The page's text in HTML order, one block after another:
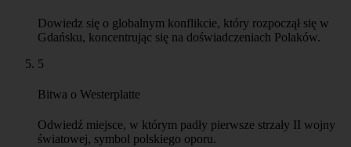
Dowiedz się o globalnym konflikcie, który rozpoczął się w
Gdańsku, koncentrując się na doświadczeniach Polaków.
5
Bitwa o Westerplatte
Odwiedź miejsce, w którym padły pierwsze strzały II wojny
światowej, symbol polskiego oporu.